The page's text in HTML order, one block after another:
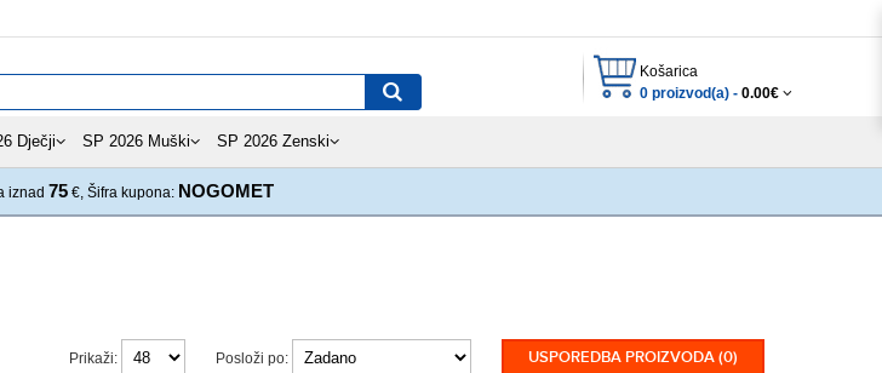
Košarica
0 proizvod(a) - 0.00€
Dječji SP 2026 Muški SP 2026 Zenski
iznad 75 €, Šifra kupona: NOGOMET
USPOREDBA PROIZVODA (0)
Posloži po:
Prikaži: